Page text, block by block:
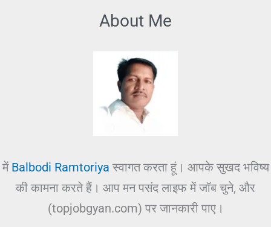
About Me
में Balbodi Ramtoriya स्वागत करता हूं। आपके सुखद भविष्य
की कामना करते हैं। आप मन पसंद लाइफ में जॉब चुने, और
(topjobgyan.com) पर जानकारी पाए।